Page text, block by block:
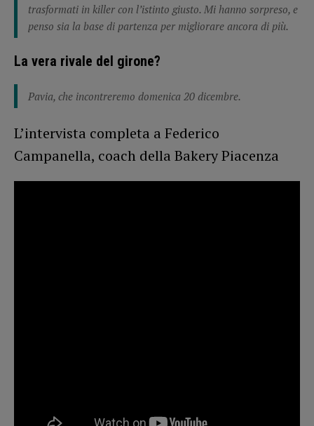
trasformati in killer con l’istinto giusto. Mi hanno sorpreso, e
penso sia la base di partenza per migliorare ancora di più.
La vera rivale del girone?
Pavia, che incontreremo domenica 20 dicembre.
L’intervista completa a Federico
Campanella, coach della Bakery Piacenza